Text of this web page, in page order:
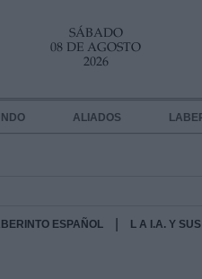
SÁBADO
08 DE AGOSTO
2026
ALIADOS
ESPAÑOL L A I.A. Y
DE TUS DATOS